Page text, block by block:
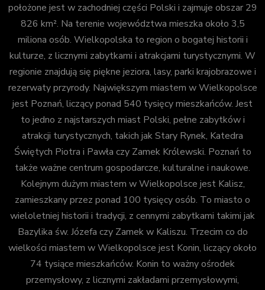
położone jest w zachodniej części Polski i zajmuje obszar 29
826 km². Na terenie województwa mieszka około 3,5
miliona osób. Wielkopolska to region o bogatej historii i
kulturze, z licznymi zabytkami i atrakcjami turystycznymi. W
regionie znajdują się piękne jeziora, lasy, parki krajobrazowe i
rezerwaty przyrody. Największym miastem w Wielkopolsce
jest Poznań, liczący ponad 540 tysięcy mieszkańców. Jest
to jedno z najstarszych miast Polski, pełne zabytków i
atrakcji turystycznych, takich jak Stary Rynek, Katedra
Świętych Piotra i Pawła czy Zamek Królewski. Poznań to
także ważne centrum gospodarcze, kulturalne i naukowe.
Kolejnym dużym miastem w Wielkopolsce jest Kalisz,
zamieszkany przez ponad 100 tysięcy osób. To miasto o
wieloletniej historii i tradycji, z cennymi zabytkami takimi jak
Bazylika św. Józefa czy Zamek w Kaliszu. Trzecim co do
wielkości miastem w Wielkopolsce jest Konin, liczący około
74 tysiące mieszkańców. Konin to ważny ośrodek
przemysłowy, z licznymi zakładami przemysłowymi,